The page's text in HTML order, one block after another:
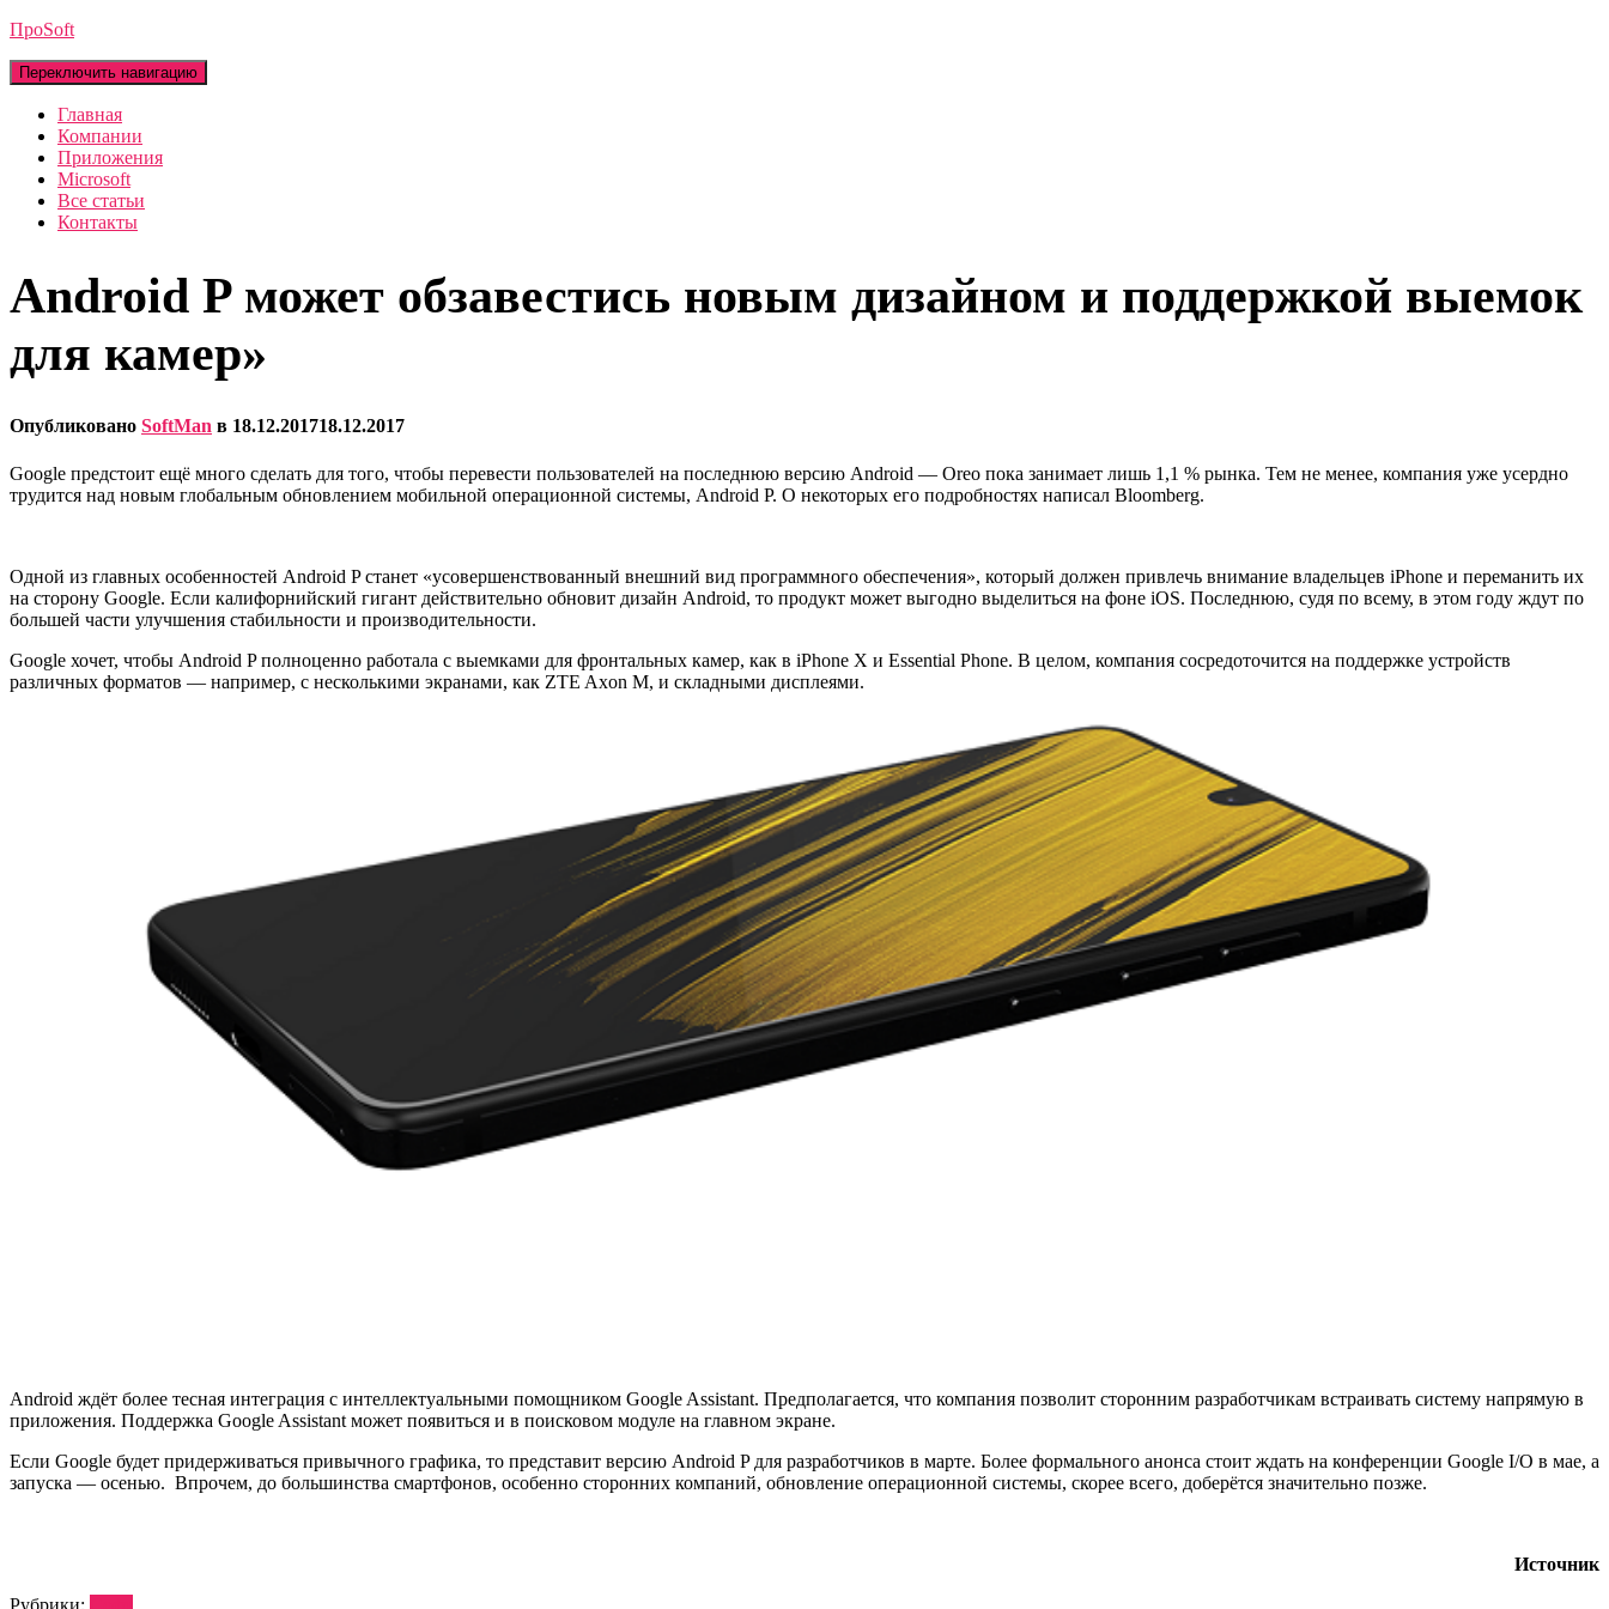
ПроSoft
Переключить навигацию
Главная
Компании
Приложения
Microsoft
Все статьи
Контакты
Android P может обзавестись новым дизайном и поддержкой выемок
для камер»
Опубликовано SoftMan в 18.12.201718.12.2017
Google предстоит ещё много сделать для того, чтобы перевести пользователей на последнюю версию Android — Oreo пока занимает лишь 1,1 % рынка. Тем не менее, компания уже усердно
трудится над новым глобальным обновлением мобильной операционной системы, Android P. О некоторых его подробностях написал Bloomberg.
Одной из главных особенностей Android P станет «усовершенствованный внешний вид программного обеспечения», который должен привлечь внимание владельцев iPhone и переманить их
на сторону Google. Если калифорнийский гигант действительно обновит дизайн Android, то продукт может выгодно выделиться на фоне iOS. Последнюю, судя по всему, в этом году ждут по
большей части улучшения стабильности и производительности.
Google хочет, чтобы Android P полноценно работала с выемками для фронтальных камер, как в iPhone X и Essential Phone. В целом, компания сосредоточится на поддержке устройств
различных форматов — например, с несколькими экранами, как ZTE Axon M, и складными дисплеями.
Android ждёт более тесная интеграция с интеллектуальными помощником Google Assistant. Предполагается, что компания позволит сторонним разработчикам встраивать систему напрямую в
приложения. Поддержка Google Assistant может появиться и в поисковом модуле на главном экране.
Если Google будет придерживаться привычного графика, то представит версию Android P для разработчиков в марте. Более формального анонса стоит ждать на конференции Google I/O в мае, а
запуска — осенью. Впрочем, до большинства смартфонов, особенно сторонних компаний, обновление операционной системы, скорее всего, доберётся значительно позже.
Источник
Рубрики: